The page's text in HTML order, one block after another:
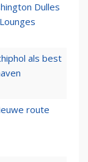
Dulles
als best
route